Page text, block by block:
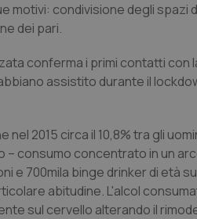
motivi: condivisione degli spazi
dei pari.
conferma i primi contatti con
assistito durante il
nel 2015 circa il 10,8% tra gli
consumo concentrato in un
e 700mila binge drinker di età
abitudine. L'alcol
sul cervello alterando il
Nome